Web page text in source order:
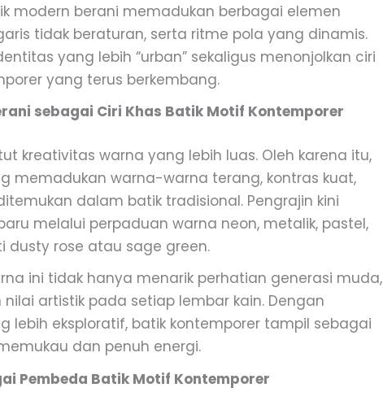
modern berani memadukan berbagai elemen
tidak beraturan, serta ritme pola yang dinamis.
yang lebih “urban” sekaligus menonjolkan ciri
yang terus berkembang.
sebagai Ciri Khas Batik Motif Kontemporer
kreativitas warna yang lebih luas. Oleh karena itu,
memadukan warna-warna terang, kontras kuat,
dalam batik tradisional. Pengrajin kini
melalui perpaduan warna neon, metalik, pastel,
dusty rose atau sage green.
ini tidak hanya menarik perhatian generasi muda,
artistik pada setiap lembar kain. Dengan
lebih eksploratif, batik kontemporer tampil sebagai
dan penuh energi.
Pembeda Batik Motif Kontemporer